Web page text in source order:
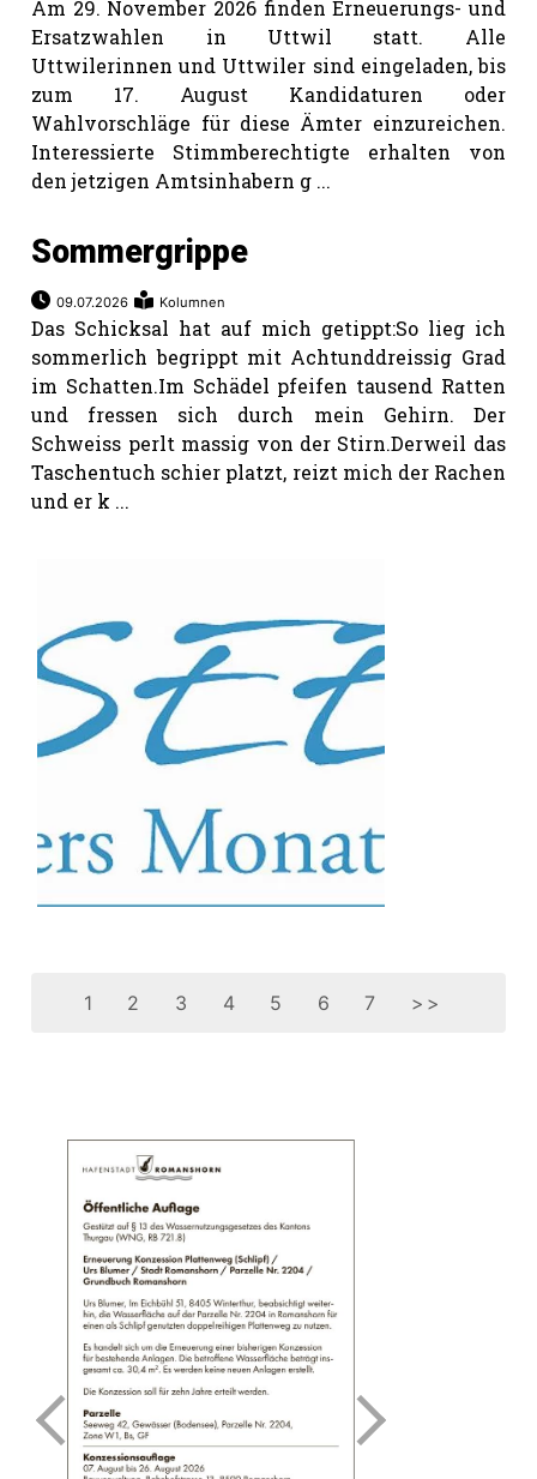
Am 29. November 2026 finden Erneuerungs- und
Ersatzwahlen in Uttwil statt. Alle
Uttwilerinnen und Uttwiler sind eingeladen, bis
zum 17. August Kandidaturen oder
Wahlvorschläge für diese Ämter einzureichen.
Interessierte Stimmberechtigte erhalten von
den jetzigen Amtsinhabern g ...
Sommergrippe
09.07.2026 Kolumnen
Das Schicksal hat auf mich getippt:So lieg ich
sommerlich begrippt mit Achtunddreissig Grad
im Schatten.Im Schädel pfeifen tausend Ratten
und fressen sich durch mein Gehirn. Der
Schweiss perlt massig von der Stirn.Derweil das
Taschentuch schier platzt, reizt mich der Rachen
und er k ...
1 2 3 4 5 6 7 >>